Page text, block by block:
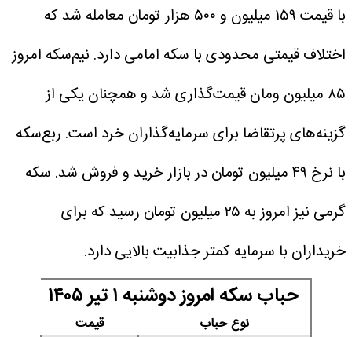
با قیمت ۱۵۹ میلیون و ۵۰۰ هزار تومان معامله شد که
اختلاف قیمتی محدودی با سکه امامی دارد. نیم‌سکه امروز
۸۵ میلیون ومان قیمت‌گذاری شد و همچنان یکی از
گزینه‌های پرتقاضا برای سرمایه‌گذاران خرد است. ربع‌سکه
با نرخ ۴۹ میلیون تومان در بازار خرید و فروش شد. سکه
گرمی نیز امروز به ۲۵ میلیون تومان رسید که برای
خریداران با سرمایه کمتر جذابیت بالایی دارد.
حباب سکه امروز دوشنبه ۱ تیر ۱۴۰۵
نوع حباب قیمت